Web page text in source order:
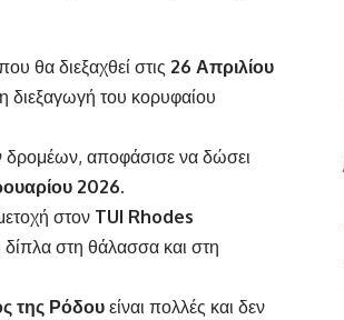
θα διεξαχθεί στις 26 Απριλίου
διεξαγωγή του κορυφαίου
δρομέων, αποφάσισε να δώσει
2026.
στον TUI Rhodes
δίπλα στη θάλασσα και στη
της Ρόδου είναι πολλές και δεν